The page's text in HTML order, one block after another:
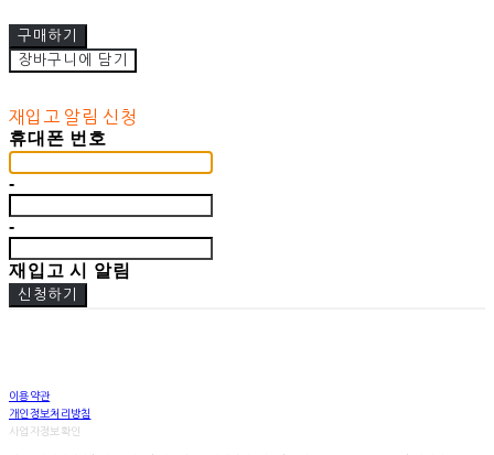
구매하기
장바구니에 담기
재입고 알림 신청
휴대폰 번호
-
-
재입고 시 알림
신청하기
이용약관
개인정보처리방침
사업자정보확인